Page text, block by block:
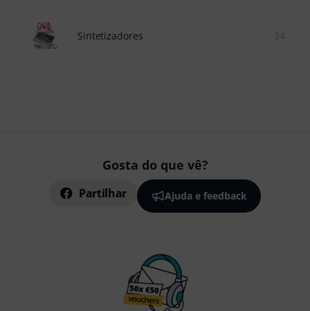
Sintetizadores
Gosta do que vê?
Partilhar Ajuda e feedback